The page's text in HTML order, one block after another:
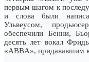
первым шагом к
и слова были
Ульвеусом,
обеспечили Бенни,
десять лет вокал
«ABBA», придававшим